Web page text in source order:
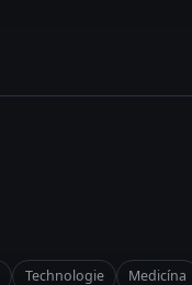
Technologie Medicína